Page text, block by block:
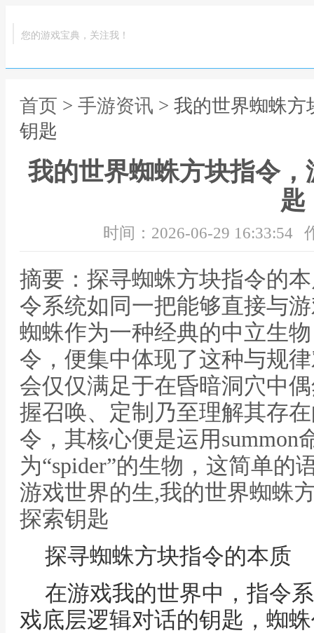
您的游戏宝典，关注我！
首页 > 手游资讯 > 我的世界蜘蛛
钥匙
我的世界蜘蛛方块指令
匙
时间：2026-06-29 16:33:54
摘要：探寻蜘蛛方块指令的
令系统如同一把能够直接与
蜘蛛作为一种经典的中立生
令，便集中体现了这种与规
会仅仅满足于在昏暗洞穴中
握召唤、定制乃至理解其存
令，其核心便是运用summon
为“spider”的生物，这简单的
游戏世界的生,我的世界蜘蛛
探索钥匙
探寻蜘蛛方块指令的本质
在游戏我的世界中，指令
戏底层逻辑对话的钥匙，蜘